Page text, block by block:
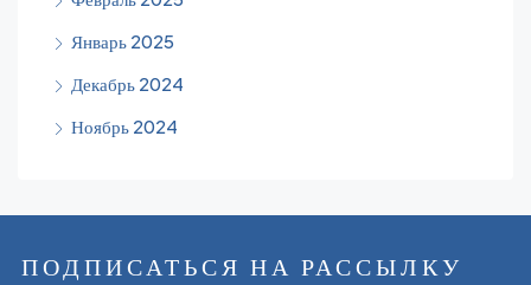
Январь 2025
Декабрь 2024
Ноябрь 2024
ПОДПИСАТЬСЯ НА РАССЫЛКУ